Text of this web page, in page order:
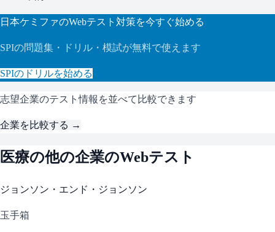
日本ケミファのWebテスト対策を今すぐ始める
SPIの問題集・ドリル・模試が無料で使えます
SPIのドリルを始める
志望企業のテスト情報を並べて比較できます
企業を比較する →
医療の他の企業のWebテスト
ジョンソン・エンド・ジョンソン
玉手箱